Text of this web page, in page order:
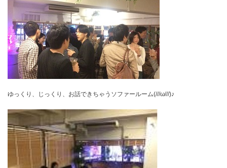
ゆっくり、じっくり、お話できちゃうソファールーム(///ω///)♪